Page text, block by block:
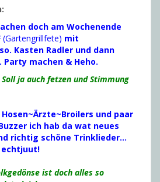
doch am Wochenende
(Gartengrillfete) mit
Kasten Radler und dann
machen & Heho.
ja auch fetzen und Stimmung
und paar
ich hab da wat neues
richtig schöne Trinklieder…
echtjuut!
ist doch alles so